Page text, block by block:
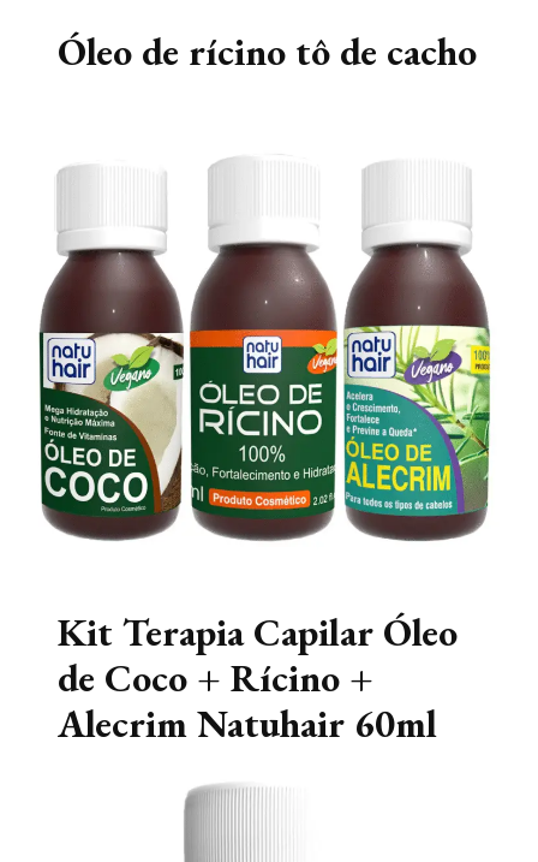
Óleo de rícino tô de cacho
Kit Terapia Capilar Óleo
de Coco + Rícino +
Alecrim Natuhair 60ml